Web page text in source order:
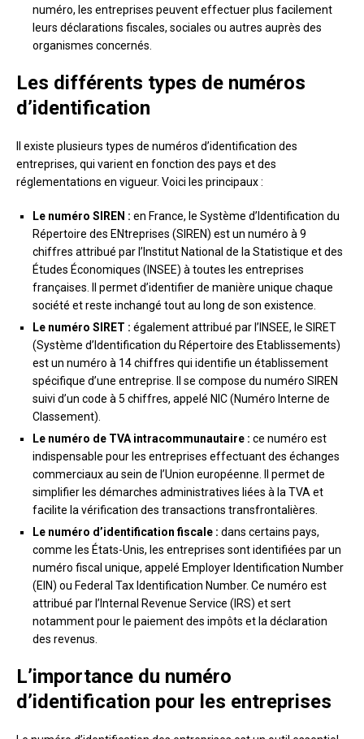
numéro, les entreprises peuvent effectuer plus facilement
leurs déclarations fiscales, sociales ou autres auprès des
organismes concernés.
Les différents types de numéros
d’identification
Il existe plusieurs types de numéros d’identification des
entreprises, qui varient en fonction des pays et des
réglementations en vigueur. Voici les principaux :
Le numéro SIREN : en France, le Système d’Identification du
Répertoire des ENtreprises (SIREN) est un numéro à 9
chiffres attribué par l’Institut National de la Statistique et des
Études Économiques (INSEE) à toutes les entreprises
françaises. Il permet d’identifier de manière unique chaque
société et reste inchangé tout au long de son existence.
Le numéro SIRET : également attribué par l’INSEE, le SIRET
(Système d’Identification du Répertoire des Etablissements)
est un numéro à 14 chiffres qui identifie un établissement
spécifique d’une entreprise. Il se compose du numéro SIREN
suivi d’un code à 5 chiffres, appelé NIC (Numéro Interne de
Classement).
Le numéro de TVA intracommunautaire : ce numéro est
indispensable pour les entreprises effectuant des échanges
commerciaux au sein de l’Union européenne. Il permet de
simplifier les démarches administratives liées à la TVA et
facilite la vérification des transactions transfrontalières.
Le numéro d’identification fiscale : dans certains pays,
comme les États-Unis, les entreprises sont identifiées par un
numéro fiscal unique, appelé Employer Identification Number
(EIN) ou Federal Tax Identification Number. Ce numéro est
attribué par l’Internal Revenue Service (IRS) et sert
notamment pour le paiement des impôts et la déclaration
des revenus.
L’importance du numéro
d’identification pour les entreprises